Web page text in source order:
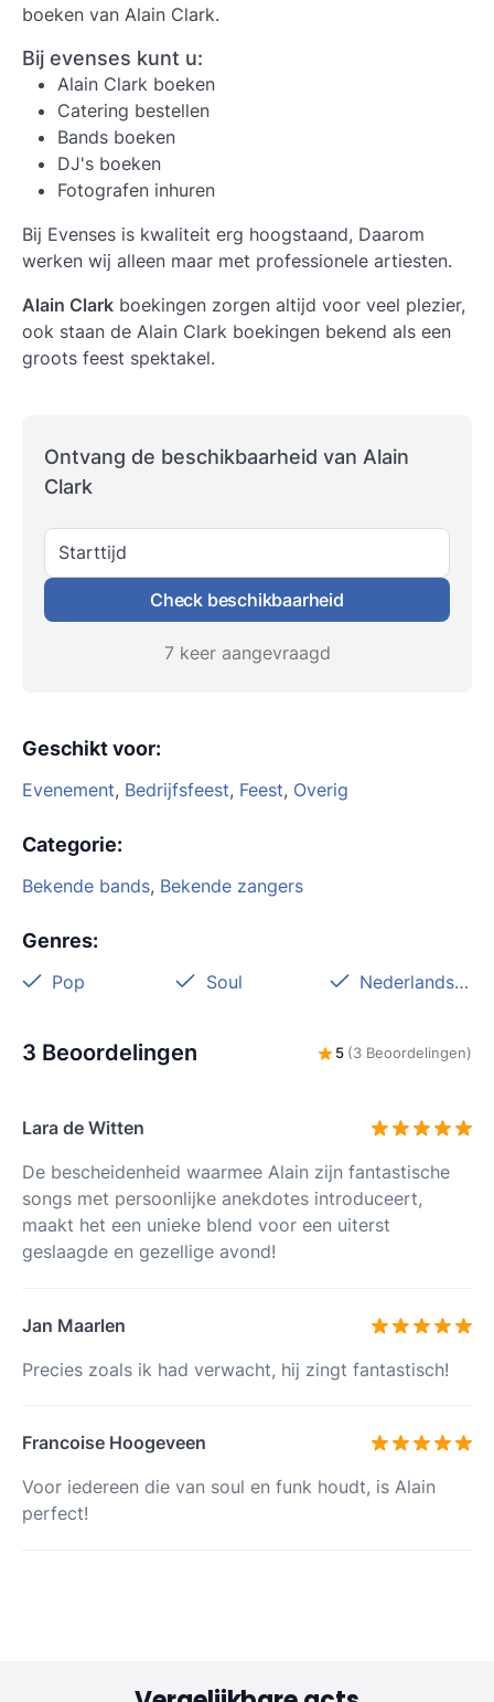
boeken van Alain Clark.
Bij evenses kunt u:
Alain Clark boeken
Catering bestellen
Bands boeken
DJ's boeken
Fotografen inhuren
Bij Evenses is kwaliteit erg hoogstaand, Daarom
werken wij alleen maar met professionele artiesten.
Alain Clark boekingen zorgen altijd voor veel plezier,
ook staan de Alain Clark boekingen bekend als een
groots feest spektakel.
Ontvang de beschikbaarheid van Alain
Clark
Starttijd
Check beschikbaarheid
7 keer aangevraagd
Geschikt voor:
Evenement, Bedrijfsfeest, Feest, Overig
Categorie:
Bekende bands, Bekende zangers
Genres:
Pop Soul Nederlandstalig
3 Beoordelingen 5 (3 Beoordelingen)
Lara de Witten
De bescheidenheid waarmee Alain zijn fantastische
songs met persoonlijke anekdotes introduceert,
maakt het een unieke blend voor een uiterst
geslaagde en gezellige avond!
Jan Maarlen
Precies zoals ik had verwacht, hij zingt fantastisch!
Francoise Hoogeveen
Voor iedereen die van soul en funk houdt, is Alain
perfect!